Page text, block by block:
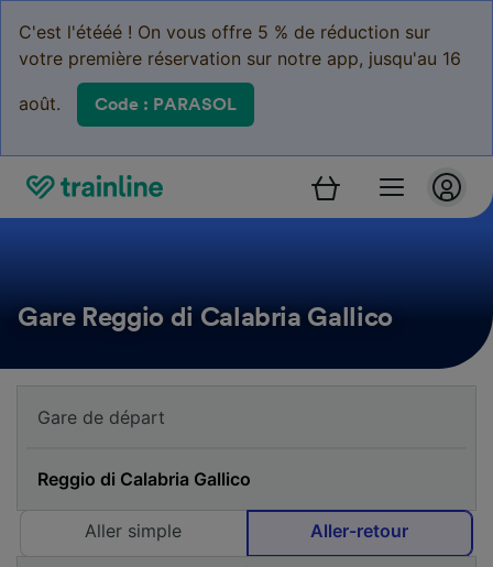
C'est l'étééé ! On vous offre 5 % de réduction sur
votre première réservation sur notre app, jusqu'au 16
août. Code : PARASOL
Gare Reggio di Calabria Gallico
Aller simple Aller-retour